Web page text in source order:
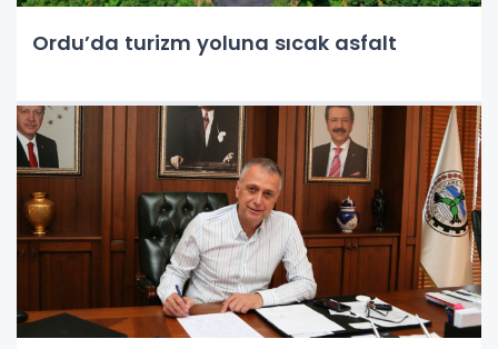
Ordu’da turizm yoluna sıcak asfalt